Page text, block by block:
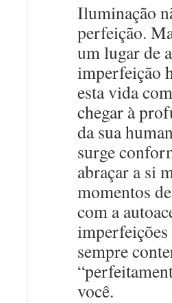
Iluminação
perfeição.
um lugar de
imperfeição
esta vida
chegar à
da sua
surge
abraçar a si
momentos
com a
imperfeições
sempre
você.